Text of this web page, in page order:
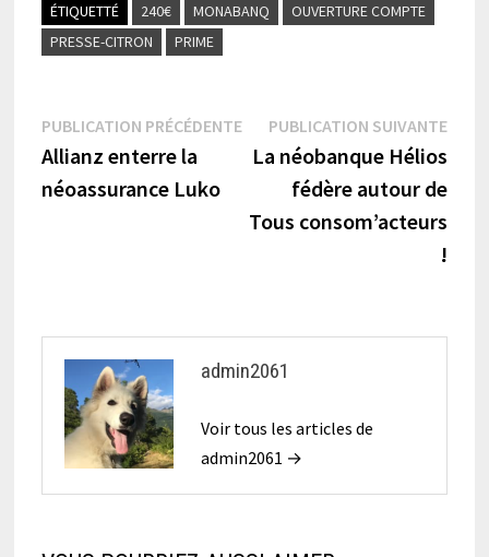
ÉTIQUETTÉ 240€ MONABANQ
OUVERTURE COMPTE
PRESSE-CITRON
PRIME
Navigation
de
PUBLICATION PRÉCÉDENTEPublication
précédente :
Allianz enterre la
néoassurance Luko
PUBLICATION SUIVANTE
La néobanque Hélios
fédère autour de
Tous consom’acteurs
!
admin2061
Voir tous les articles de
admin2061 →